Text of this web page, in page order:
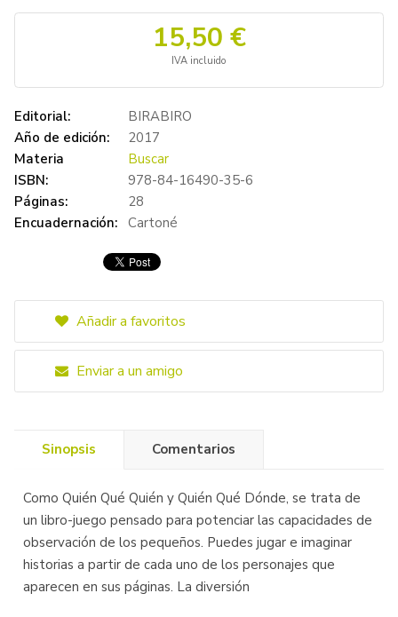
15,50 €
IVA incluido
Editorial:
BIRABIRO
Año de edición:
2017
Materia
Buscar
ISBN:
978-84-16490-35-6
Páginas:
28
Encuadernación: Cartoné
Añadir a favoritos
Enviar a un amigo
Sinopsis Comentarios
Como Quién Qué Quién y Quién Qué Dónde, se trata de
un libro-juego pensado para potenciar las capacidades de
observación de los pequeños. Puedes jugar e imaginar
historias a partir de cada uno de los personajes que
aparecen en sus páginas. La diversión